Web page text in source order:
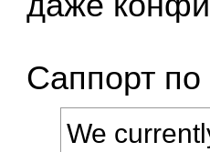
Саппорт по
We